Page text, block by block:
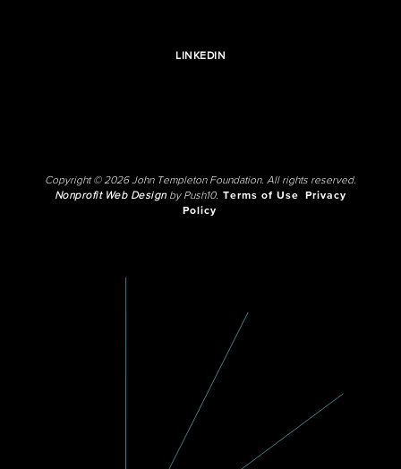
LINKEDIN
Copyright © 2026 John Templeton Foundation. All rights reserved.
Nonprofit Web Designby Push10. Terms of Use
Privacy
Policy